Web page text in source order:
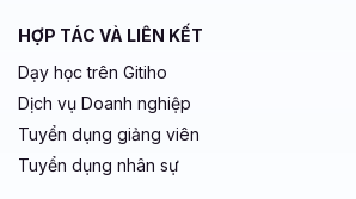
HỢP TÁC VÀ LIÊN KẾT
Dạy học trên Gitiho
Dịch vụ Doanh nghiệp
Tuyển dụng giảng viên
Tuyển dụng nhân sự